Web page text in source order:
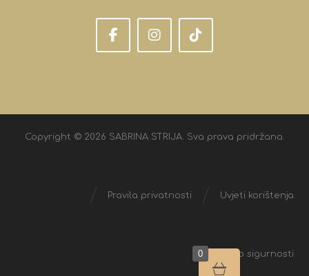
Copyright © 2026 SABRINA STRIJA. Sva prava pridržana.
Uvjeti korištenja
Pravila privatnosti
Izjava o sigurnosti
0